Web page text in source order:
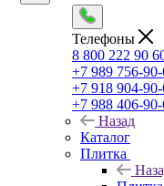
Телефоны
8 800 222 90
+7 989 756-
+7 918 904-
+7 988 406-
Назад
Каталог
Плитка